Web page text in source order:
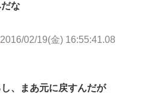
な
2016/02/19(金) 16:55:41.08
、まあ元に戻すんだが